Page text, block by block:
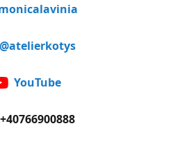
@atelierkotys
YouTube
+40766900888